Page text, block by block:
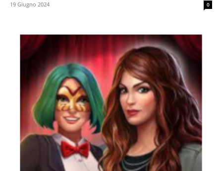
19 Giugno 2024 0